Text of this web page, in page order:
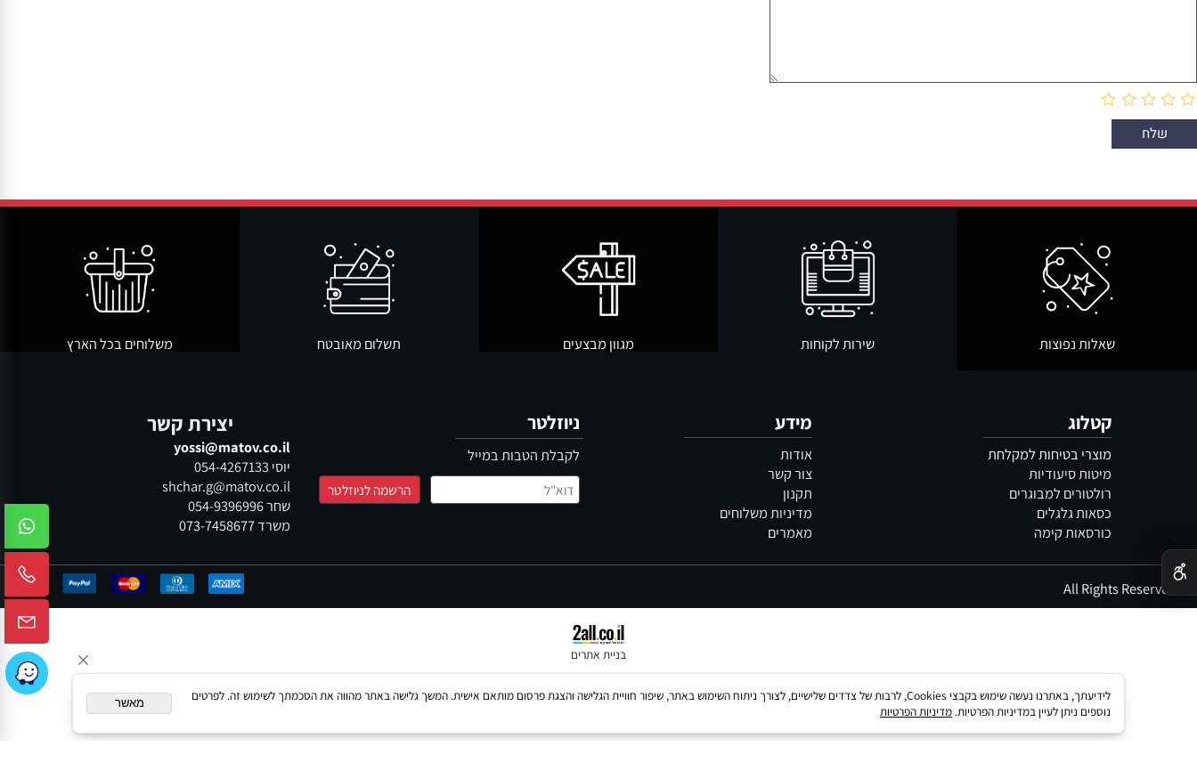
שאלות נפוצות משלוחים בכל הארץ
מוצרי בטיחות למקלחת
מיטות סיעודיות
רולטורים למבוגרים
כסאות גלגלים
מידע
צור קשר
ניוזלטר יצירת קשר
yossi@matov.co.il
shchar.g@matov.co.il
054-9396996
משרד073-7458677